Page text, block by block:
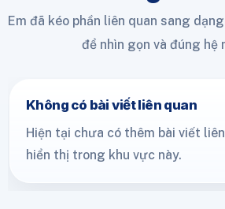
Em đã kéo phần liên quan sang
để nhìn gọn và đúng hệ
Không có bài viết liên quan
Hiện tại chưa có thêm bài viết
hiển thị trong khu vực này.